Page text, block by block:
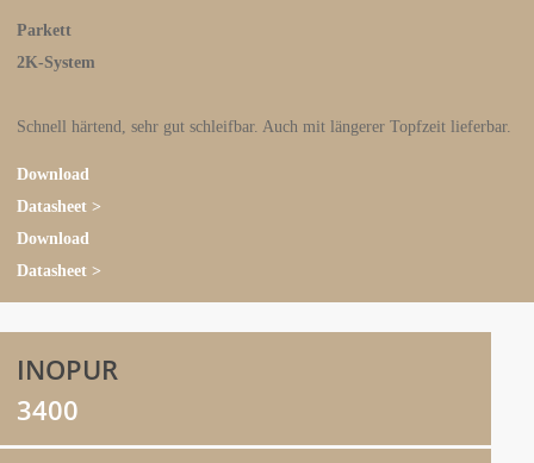
Parkett
2K-System
Schnell härtend, sehr gut schleifbar. Auch mit längerer Topfzeit lieferbar.
Download
Datasheet >
Download
Datasheet >
INOPUR
3400